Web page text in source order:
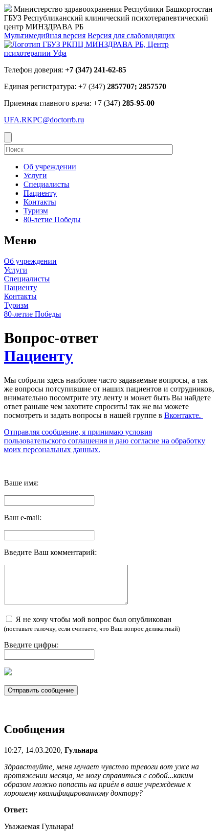
Министерство здравоохранения Республики Башкортостан
ГБУЗ Республиканский клинический психотерапевтический
центр МИНЗДРАВА РБ
Мультимедийная версия Версия для слабовидящих
Телефон доверия: +7 (347) 241-62-85
Единая регистратура: +7 (347) 2857707; 2857570
Приемная главного врача: +7 (347) 285-95-00
UFA.RKPC@doctorrb.ru
Об учреждении
Услуги
Специалисты
Пациенту
Контакты
Туризм
80-летие Победы
Меню
Об учреждении
Услуги
Специалисты
Пациенту
Контакты
Туризм
80-летие Победы
Вопрос-ответ
Пациенту
Мы собрали здесь наиболее часто задаваемые вопросы, а так
же вопросы потсупившие от наших пациентов и сотрудников,
внимательно посомтрите эту ленту и может быть Вы найдете
ответ раньше чем захотите спросить! так же вы можете
посмотреть и задать вопросы в нашей группе в Вконтакте.
Отправляя сообщение, я принимаю условия
пользовательского соглашения и даю согласие на обработку
моих персональных данных.
Ваше имя:
Ваш e-mail:
Введите Ваш комментарий:
Я не хочу чтобы мой вопрос был опубликован
(поставьте галочку, если считаете, что Ваш вопрос деликатный)
Введите цифры:
Сообщения
10:27, 14.03.2020, Гульнара
Здравствуйте, меня мучает чувство тревоги вот уже на
протяжении месяца, не могу справиться с собой...каким
образом можно попасть на приём в ваше учреждение к
хорошему квалифицированному доктору?
Ответ:
Уважаемая Гульнара!